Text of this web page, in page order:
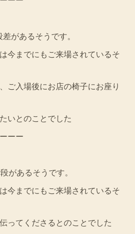
があるそうです。
今までにもご来場されているそ
ご入場後にお店の椅子にお座り
いとのことでした
ーー
があるそうです。
今までにもご来場されているそ
ってくださるとのことでした